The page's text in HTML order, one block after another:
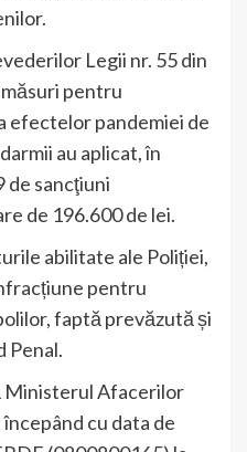
Legii nr. 55 din
pentru
efectelor pandemiei de
au aplicat, în
de sancţiuni
de 196.600 de lei.
abilitate ale Poliției,
pentru
faptă prevăzută și
Penal.
Ministerul Afacerilor
cu data de